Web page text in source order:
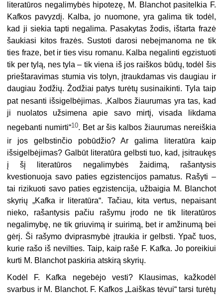
literatūros negalimybės hipotezę, M. Blanchot pasitelkia F.
Kafkos pavyzdį. Kalba, jo nuomone, yra galima tik todėl,
kad ji siekia tapti negalima. Pasakytas žodis, ištarta frazė
šaukiasi kitos frazės. Sustoti darosi nebeįmanoma ne tik
ties fraze, bet ir ties visu romanu. Kalba negalinti egzistuoti
tik per tylą, nes tyla – tik viena iš jos raiškos būdų, todėl šis
prieštaravimas stumia vis tolyn, įtraukdamas vis daugiau ir
daugiau žodžių. Žodžiai patys turėtų susinaikinti. Tyla taip
pat nesanti išsigelbėjimas. „Kalbos žiaurumas yra tas, kad
ji nuolatos užsimena apie savo mirtį, visada likdama
negebanti numirti“10. Bet ar šis kalbos žiaurumas nereiškia
ir jos gelbstinčio pobūdžio? Ar galima literatūra kaip
išsigelbėjimas? Galbūt literatūra gelbsti tuo, kad, įsitraukęs
į šį literatūros negalimybės žaidimą, rašantysis
kvestionuoja savo paties egzistencijos pamatus. Rašyti –
tai rizikuoti savo paties egzistencija, užbaigia M. Blanchot
skyrių „Kafka ir literatūra“. Tačiau, kita vertus, nepaisant
nieko, rašantysis pačiu rašymu įrodo ne tik literatūros
negalimybę, ne tik griuvimą ir suirimą, bet ir amžinumą bei
gėrį. Ši rašymo dviprasmybė įtraukia ir gelbsti. Ypač tuos,
kurie rašo iš nevilties. Taip, kaip rašė F. Kafka. Jo poreikiui
kurti M. Blanchot paskiria atskirą skyrių.
Kodėl F. Kafka negebėjo vesti? Klausimas, kažkodėl
svarbus ir M. Blanchot. F. Kafkos „Laiškas tėvui“ tarsi turėtų